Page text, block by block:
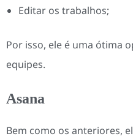
Editar os trabalhos;
Por isso, ele é uma ótima
equipes.
Asana
Bem como os anteriores,